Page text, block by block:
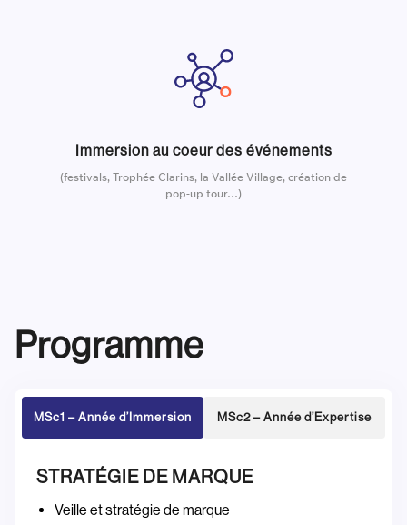
Immersion au coeur des événements
(festivals, Trophée Clarins, la Vallée Village, création de
pop-up tour…)
Programme
MSc1 – Année d’Immersion MSc2 – Année d’Expertise
STRATÉGIE DE MARQUE
Veille et stratégie de marque